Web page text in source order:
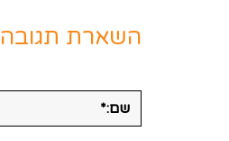
השארת תגובה
שם:*